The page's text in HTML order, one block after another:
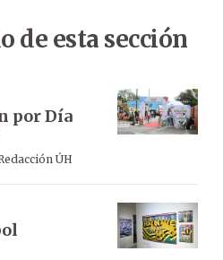
de esta sección
por Día
ÚH